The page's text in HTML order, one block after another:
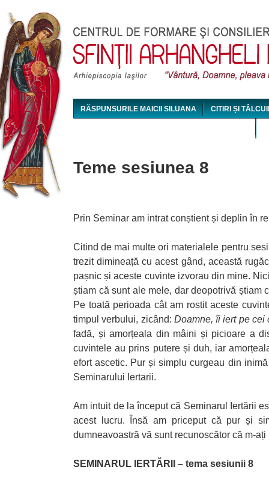
RĂSPUNSURILE MAICII SILUANA CITIRI ȘI
Teme sesiunea 8
Prin Seminar am intrat conștient și deplin în
Citind de mai multe ori materialele pentru
trezit dimineață cu acest gând, această
pașnic și aceste cuvinte izvorau din mine.
știam că sunt ale mele, dar deopotrivă știam
Pe toată perioada cât am rostit aceste
timpul verbului, zicând: Doamne, îi iert pe cei
fadă, și amorțeala din mâini și picioare a
cuvintele au prins putere și duh, iar
efort ascetic. Pur și simplu curgeau din
Seminarului Iertarii.
Am intuit de la început că Seminarul Iertării
acest lucru. Însă am priceput că pur și
dumneavoastră vă sunt recunoscător că m-
SEMINARUL IERTĂRII – tema sesiunii 8